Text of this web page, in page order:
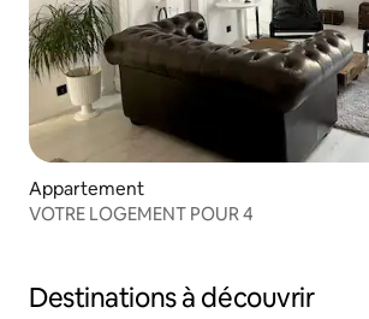
Appartement
VOTRE LOGEMENT POUR 4
Destinations à découvrir